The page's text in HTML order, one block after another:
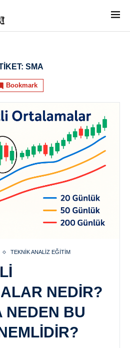
SMA
Bookmark
TEKNIK ANALIZ EĞITIM
NEDIR?
NEDEN BU